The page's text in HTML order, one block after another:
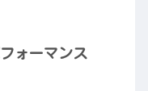
ォーマンス